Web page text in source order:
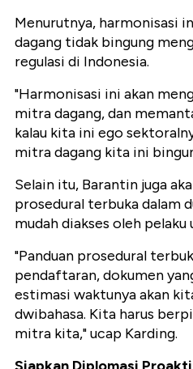
Menurutnya, harmonisasi
dagang tidak bingung
regulasi di Indonesia.
"Harmonisasi ini akan
mitra dagang, dan
kalau kita ini ego
mitra dagang kita ini
Selain itu, Barantin juga
prosedural terbuka dalam
mudah diakses oleh pelaku
"Panduan prosedural
pendaftaran, dokumen
estimasi waktunya akan
dwibahasa. Kita harus
mitra kita," ucap Karding.